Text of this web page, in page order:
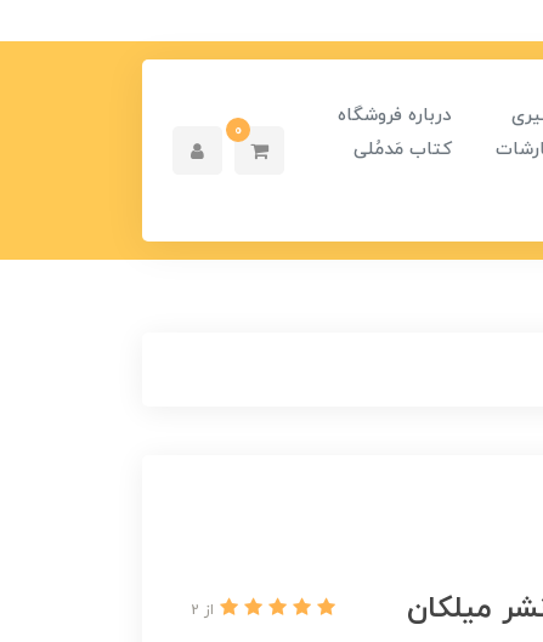
درباره فروشگاه
کتاب مَدمُلی
0
میلکان از 2